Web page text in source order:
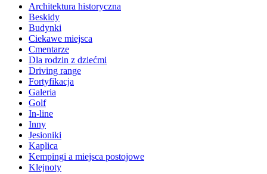
Architektura historyczna
Beskidy
Budynki
Ciekawe miejsca
Cmentarze
Dla rodzin z dziećmi
Driving range
Fortyfikacja
Galeria
Golf
In-line
Inny
Jesioniki
Kaplica
Kempingi a miejsca postojowe
Klejnoty